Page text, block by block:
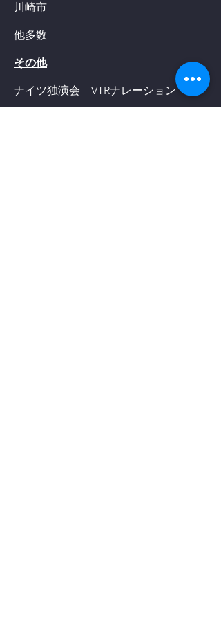
​川崎市
他多数
その他
ナイツ独演会 VTRナレーション